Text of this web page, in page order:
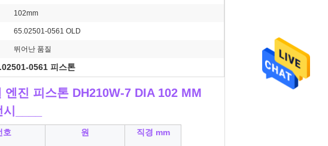
102mm
65.02501-0561 OLD
뛰어난 품질
0561 피스톤
진 피스톤 DH210W-7 DIA 102 MM
____
호 원 직경 mm